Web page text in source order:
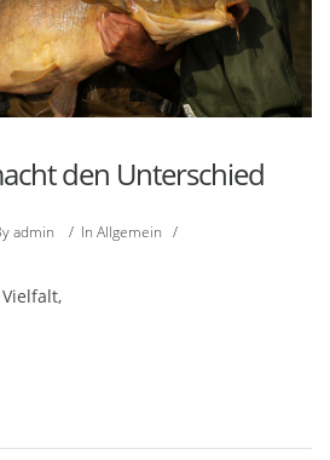
den Unterschied
admin / In Allgemein /